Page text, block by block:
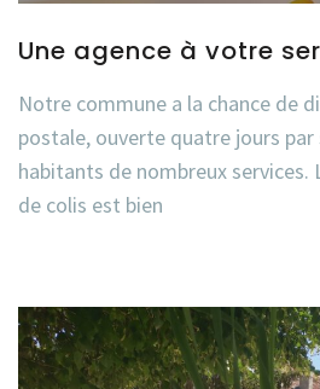
Une agence à votre
Notre commune a la chance de
postale, ouverte quatre jours
habitants de nombreux services.
de colis est bien